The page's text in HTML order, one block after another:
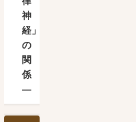
神
経」
の
関
係
―